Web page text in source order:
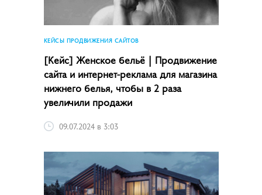
КЕЙСЫ ПРОДВИЖЕНИЯ САЙТОВ
[Кейс] Женское бельё | Продвижение
сайта и интернет-реклама для магазина
нижнего белья, чтобы в 2 раза
увеличили продажи
09.07.2024 в 3:03